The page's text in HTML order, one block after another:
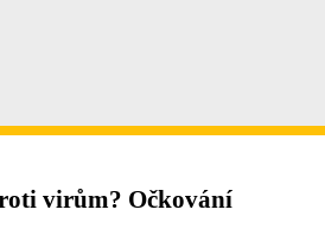
virům? Očkování